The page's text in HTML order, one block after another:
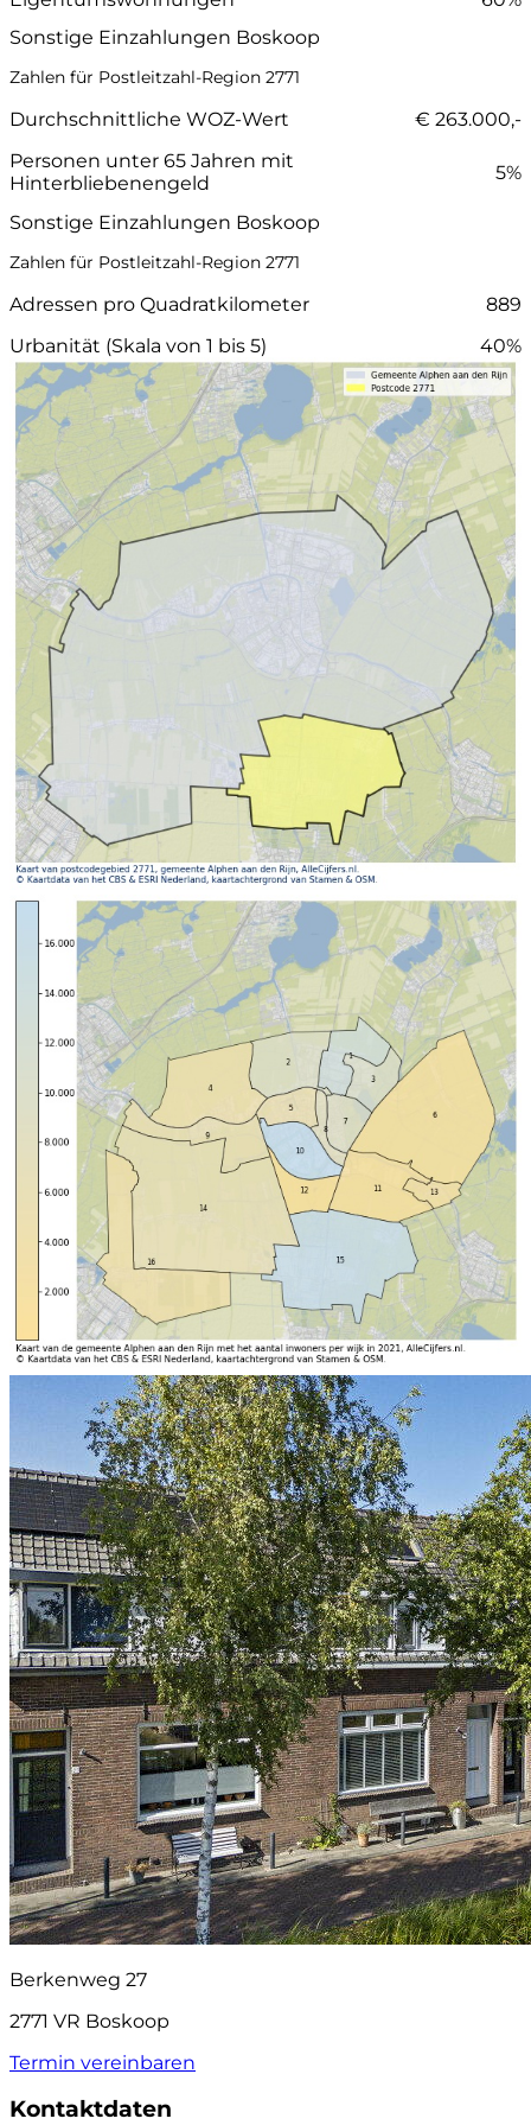
Sonstige Einzahlungen Boskoop
Zahlen für Postleitzahl-Region 2771
Durchschnittliche WOZ-Wert
€ 263.000,-
Personen unter 65 Jahren mit
Hinterbliebenengeld
5%
Sonstige Einzahlungen Boskoop
Zahlen für Postleitzahl-Region 2771
Adressen pro Quadratkilometer
889
Urbanität (Skala von 1 bis 5)
40%
Berkenweg 27
2771 VR Boskoop
Termin vereinbaren
Kontaktdaten